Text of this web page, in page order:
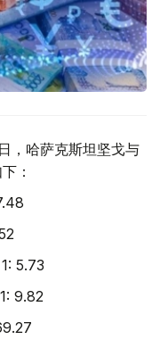
，哈萨克斯坦坚戈与
：
5.73
9.82